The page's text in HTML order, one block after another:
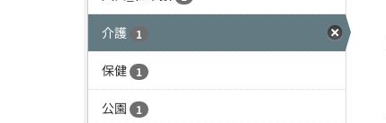
介護 1
保健 1
公園 1